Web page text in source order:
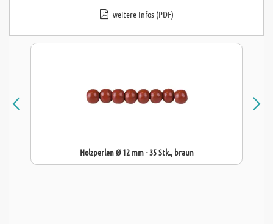
weitere Infos (PDF)
Holzperlen Ø 12 mm - 35 Stk., braun